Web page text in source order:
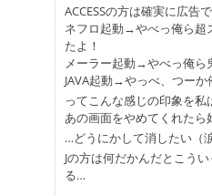
ACCESSの方は確実に広告
ネフロ起動→やべっ俺ら超
たよ！
メーラー起動→やべっ俺ら
JAVA起動→やっべ、つーか
ってこんな感じの印象を私
あの画面をやめてくれたら
…どうにかして消したい（
Jの方は何だかんだとこう
る…